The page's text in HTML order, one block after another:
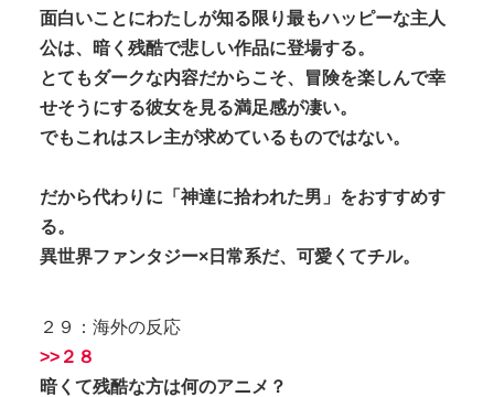
面白いことにわたしが知る限り最もハッピーな主人
公は、暗く残酷で悲しい作品に登場する。
とてもダークな内容だからこそ、冒険を楽しんで幸
せそうにする彼女を見る満足感が凄い。
でもこれはスレ主が求めているものではない。
だから代わりに「神達に拾われた男」をおすすめす
る。
異世界ファンタジー×日常系だ、可愛くてチル。
２９：海外の反応
>>２８
暗くて残酷な方は何のアニメ？